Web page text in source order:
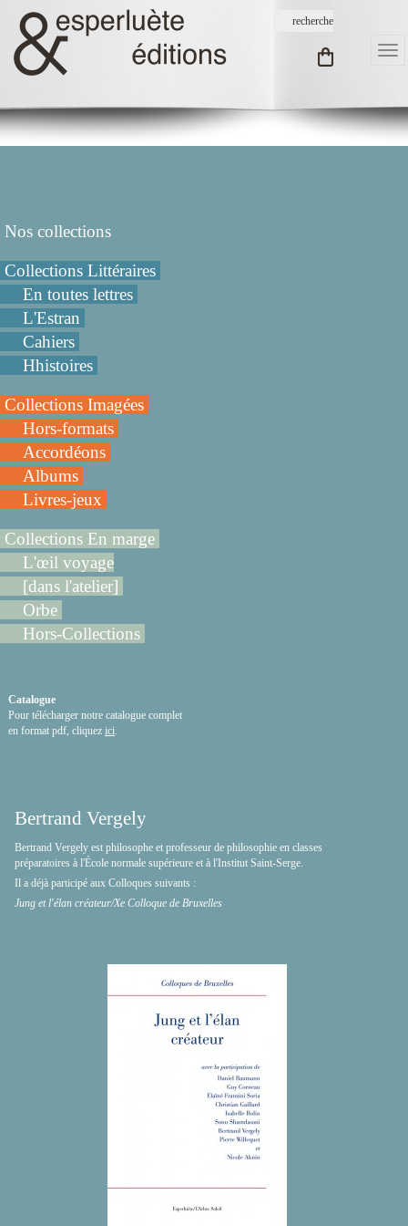
Nos collections
Collections Littéraires
En toutes lettres
L'Estran
Cahiers
Hhistoires
Collections Imagées
Hors-formats
Accordéons
Albums
Livres-jeux
Collections En marge
L'œil voyage
[dans l'atelier]
Orbe
Hors-Collections
Catalogue
Pour télécharger notre catalogue complet
en format pdf, cliquez ici
Bertrand Vergely
Bertrand Vergely est philosophe et professeur de philosophie en classes
préparatoires à l'École normale supérieure et à l'Institut Saint-Serge.
Il a déjà participé aux Colloques suivants :
Jung et l'élan créateur/Xe Colloque de Bruxelles